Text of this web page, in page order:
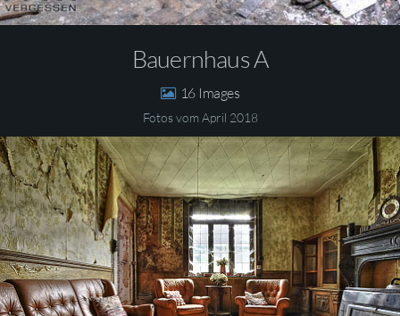
Bauernhaus A
16
Fotos vom April 2018